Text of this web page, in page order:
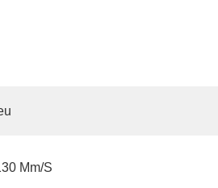
Mm/s